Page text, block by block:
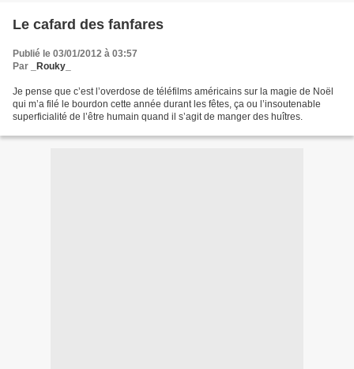
Le cafard des fanfares
Publié le 03/01/2012 à 03:57
Par
_Rouky_
Je pense que c’est l’overdose de téléfilms américains sur la magie de Noël
qui m’a filé le bourdon cette année durant les fêtes, ça ou l’insoutenable
superficialité de l’être humain quand il s’agit de manger des huîtres.